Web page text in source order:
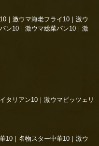
｜ 激ウマ海老フライ10 ｜ 激ウ
ン10 ｜ 激ウマ総菜パン10 ｜ 激
タリアン10 ｜ 激ウマピッツェリ
10 ｜ 名物スター中華10 ｜ 激ウ